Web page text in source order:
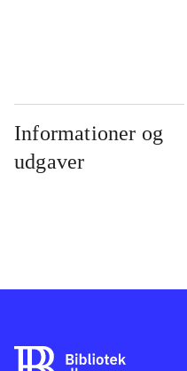
Informationer og
udgaver